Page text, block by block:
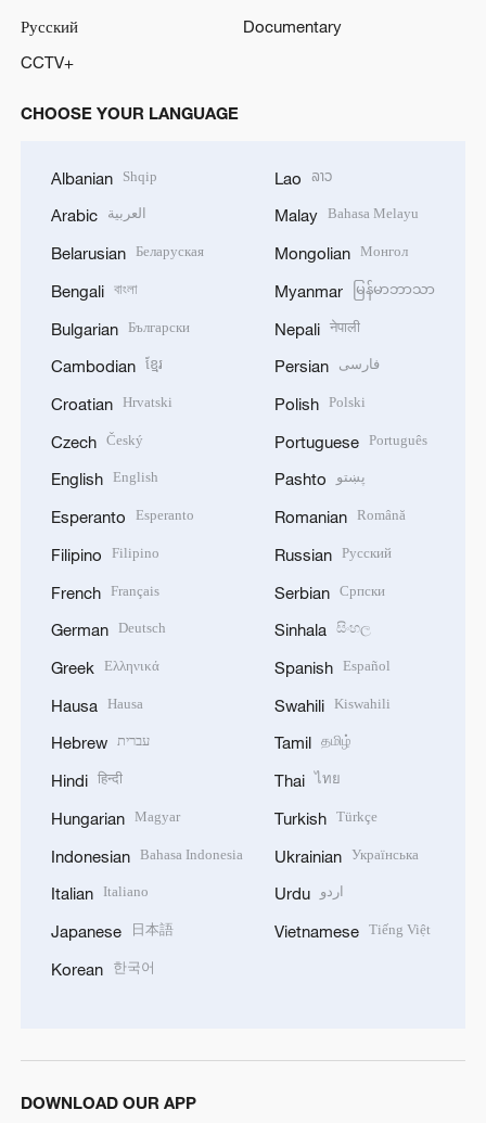
Русский
Documentary
CCTV+
CHOOSE YOUR LANGUAGE
Albanian Shqip
Arabic العربية
Belarusian Беларуская
Bengali বাংলা
Bulgarian Български
Cambodian ខ្មែរ
Croatian Hrvatski
Czech Český
English English
Esperanto Esperanto
Filipino Filipino
French Français
German Deutsch
Greek Ελληνικά
Hausa Hausa
Hebrew עברית
Hindi हिन्दी
Hungarian Magyar
Indonesian Bahasa Indonesia
Italian Italiano
Japanese 日本語
Korean 한국어
Lao ລາວ
Malay Bahasa Melayu
Mongolian Монгол
Myanmar မြန်မာဘာသာ
Nepali नेपाली
Persian فارسی
Polish Polski
Portuguese Português
Pashto پښتو
Romanian Română
Russian Русский
Serbian Српски
Sinhala සිංහල
Spanish Español
Swahili Kiswahili
Tamil தமிழ்
Thai ไทย
Turkish Türkçe
Ukrainian Українська
Urdu اردو
Vietnamese Tiếng Việt
DOWNLOAD OUR APP